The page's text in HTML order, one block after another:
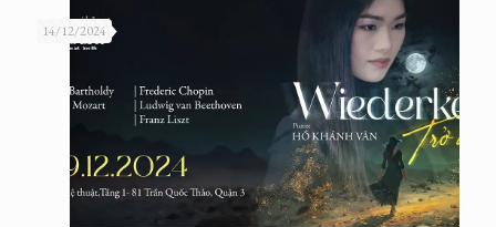
14/12/2024